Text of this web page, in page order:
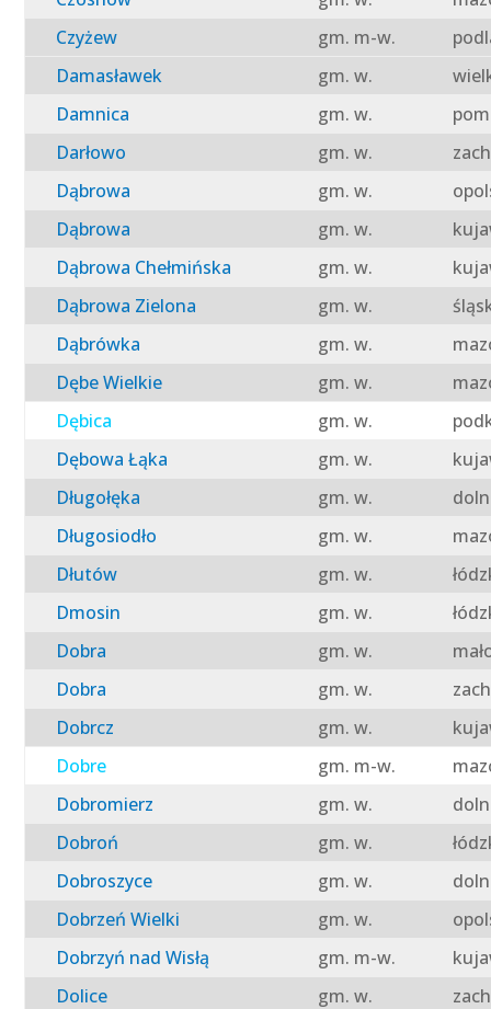
Czyżew
gm. m-w.
Damasławek
gm. w.
Damnica
gm. w.
Darłowo
gm. w.
Dąbrowa
gm. w.
Dąbrowa
gm. w.
Dąbrowa Chełmińska
gm. w.
Dąbrowa Zielona
gm. w.
Dąbrówka
gm. w.
Dębe Wielkie
gm. w.
Dębica
gm. w.
Dębowa Łąka
gm. w.
Długołęka
gm. w.
Długosiodło
gm. w.
Dłutów
gm. w.
Dmosin
gm. w.
Dobra
gm. w.
Dobra
gm. w.
Dobrcz
gm. w.
Dobre
gm. m-w.
Dobromierz
gm. w.
Dobroń
gm. w.
Dobroszyce
gm. w.
Dobrzeń Wielki
gm. w.
Dobrzyń nad Wisłą
gm. m-w.
Dolice
gm. w.